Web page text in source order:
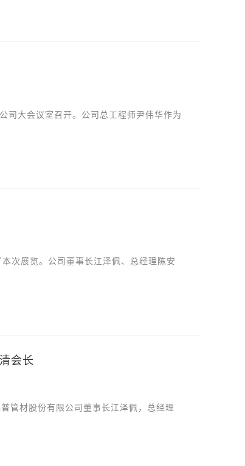
司大会议室召开。公司总工程师尹伟华作为
次展览。公司董事长江泽佩、总经理陈安
会长
管材股份有限公司董事长江泽佩，总经理